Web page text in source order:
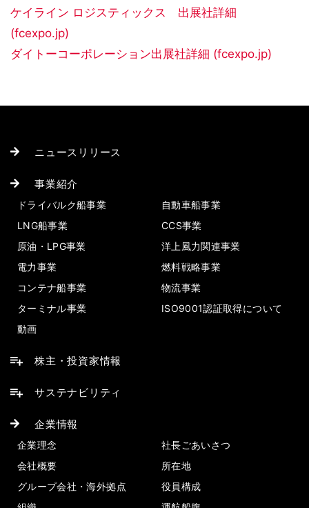
ケイライン ロジスティックス 出展社詳細
(fcexpo.jp)
ダイトーコーポレーション出展社詳細 (fcexpo.jp)
ニュースリリース
事業紹介
ドライバルク船事業
自動車船事業
LNG船事業
CCS事業
原油・LPG事業
洋上風力関連事業
電力事業
燃料戦略事業
コンテナ船事業
物流事業
ターミナル事業
ISO9001認証取得について
動画
株主・投資家情報
サステナビリティ
企業情報
企業理念
社長ごあいさつ
会社概要
所在地
グループ会社・海外拠点
役員構成